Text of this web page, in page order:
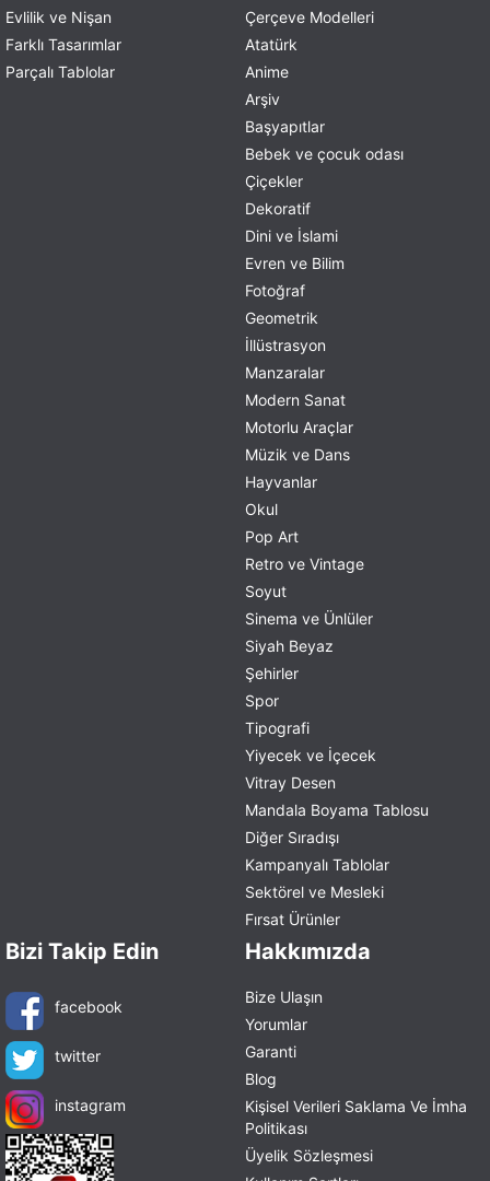
Evlilik ve Nişan
Farklı Tasarımlar
Parçalı Tablolar
Çerçeve Modelleri
Atatürk
Anime
Arşiv
Başyapıtlar
Bebek ve çocuk odası
Çiçekler
Dekoratif
Dini ve İslami
Evren ve Bilim
Fotoğraf
Geometrik
İllüstrasyon
Manzaralar
Modern Sanat
Motorlu Araçlar
Müzik ve Dans
Hayvanlar
Okul
Pop Art
Retro ve Vintage
Soyut
Sinema ve Ünlüler
Siyah Beyaz
Şehirler
Spor
Tipografi
Yiyecek ve İçecek
Vitray Desen
Mandala Boyama Tablosu
Diğer Sıradışı
Kampanyalı Tablolar
Sektörel ve Mesleki
Fırsat Ürünler
Bizi Takip Edin
facebook
twitter
instagram
Hakkımızda
Bize Ulaşın
Yorumlar
Garanti
Blog
Kişisel Verileri Saklama Ve İmha
Politikası
Üyelik Sözleşmesi